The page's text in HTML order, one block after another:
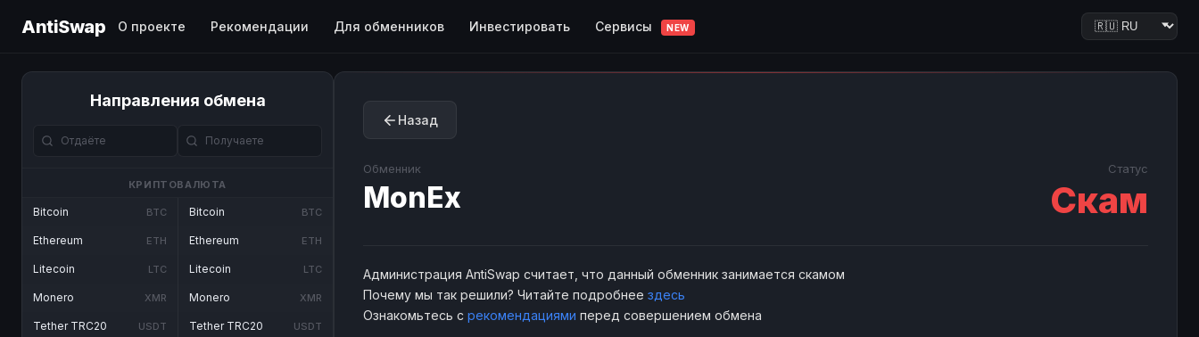
AntiSwap О проекте Рекомендации Для обменников Инвестировать Сервисы NEW
Направления обмена
КРИПТОВАЛЮТА
Bitcoin BTC
Ethereum ETH
Litecoin LTC
Monero XMR
Tether TRC20 USDT
Bitcoin BTC
Ethereum ETH
Litecoin LTC
Monero XMR
Tether TRC20 USDT
Назад
Обменник
MonEx
Статус
Скам
Администрация AntiSwap считает, что данный обменник занимается скамом
Почему мы так решили? Читайте подробнее здесь
Ознакомьтесь с рекомендациями перед совершением обмена